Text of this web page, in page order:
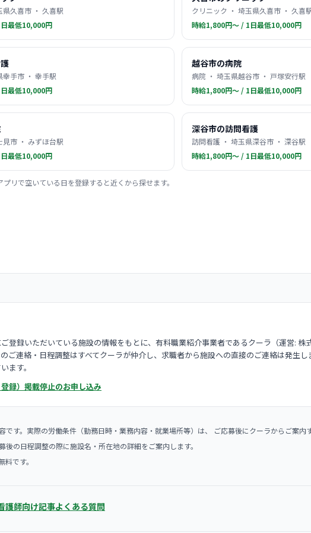
県久喜市 ・ 久喜駅
最低10,000円
クリニック ・ 埼玉県久喜市 ・ 久喜
時給1,800円〜 / 1日最低10,000円
手市 ・ 幸手駅
最低10,000円
越谷市の病院
病院 ・ 埼玉県越谷市 ・ 戸塚安行駅
時給1,800円〜 / 1日最低10,000円
市 ・ みずほ台駅
最低10,000円
深谷市の訪問看護
訪問看護 ・ 埼玉県深谷市 ・ 深谷駅
時給1,800円〜 / 1日最低10,000円
リで空いている日を登録すると近くから探せます。
登録いただいている施設の情報をもとに、有料職業紹介事業者であるクーラ（運営:
ご連絡・日程調整はすべてクーラが仲介し、求職者から施設への直接のご連絡は発生
ます。
録） 掲載停止のお申し込み
です。実際の労働条件（勤務日時・業務内容・就業場所等）は、 ご応募後にクーラからご案内
の日程調整の際に施設名・所在地の詳細をご案内します。
です。
護師向け記事よくある質問